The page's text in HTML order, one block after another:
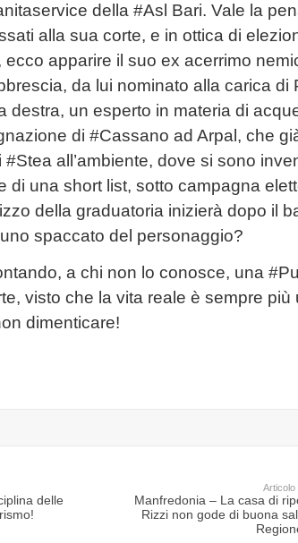
della #Asl Bari. Vale la
alla sua corte, e in ottica di
apparire il suo ex acerrimo
da lui nominato alla carica di
destra, un esperto in materia di
di #Cassano ad Arpal, che
all’ambiente, dove si sono
di una short list, sotto campagna
della graduatoria inizierà dopo il
spaccato del personaggio?
a chi non lo conosce, una
visto che la vita reale è sempre più
dimenticare!
delle
Manfredonia – La casa di
Rizzi non gode di buona